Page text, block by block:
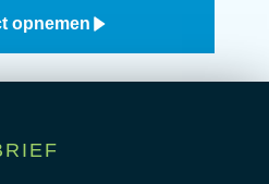
opnemen